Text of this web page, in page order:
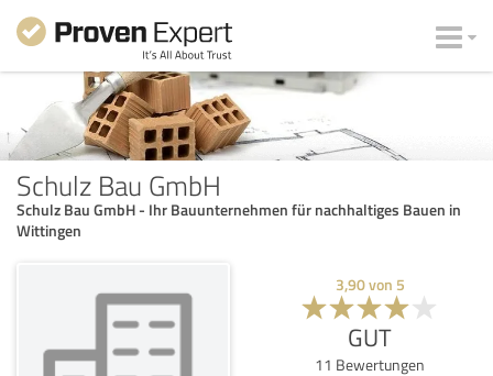
Schulz Bau GmbH
Schulz Bau GmbH - Ihr Bauunternehmen für nachhaltiges Bauen in
Wittingen
3,90von 5
GUT
11 Bewertungen